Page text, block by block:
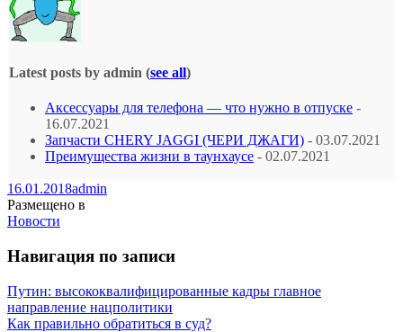
Latest posts by admin (see all)
Аксессуары для телефона — что нужно в отпуске -
16.07.2021
Запчасти CHERY JAGGI (ЧЕРИ ДЖАГИ) - 03.07.2021
Преимущества жизни в таунхаусе - 02.07.2021
16.01.2018admin
Размещено в
Новости
Навигация по записи
Путин: высококвалифицированные кадры главное
направление нацполитики
Как правильно обратиться в суд?